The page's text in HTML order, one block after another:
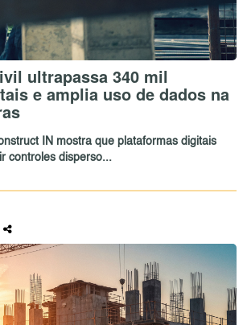
ultrapassa 340 mil
e amplia uso de dados na
IN mostra que plataformas digitais
controles disperso...